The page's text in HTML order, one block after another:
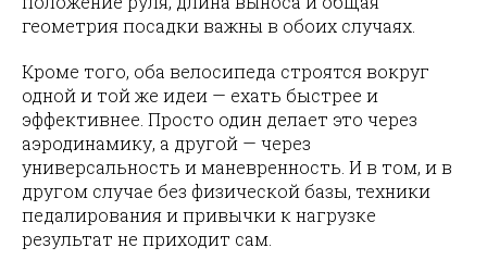
геометрия посадки важны в обоих случаях.
Кроме того, оба велосипеда строятся вокруг
одной и той же идеи — ехать быстрее и
эффективнее. Просто один делает это через
аэродинамику, а другой — через
универсальность и маневренность. И в том, и в
другом случае без физической базы, техники
педалирования и привычки к нагрузке
результат не приходит сам.